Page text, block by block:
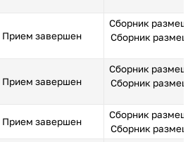
Прием завершен
Сборник
Сборник
Прием завершен
Сборник
Сборник
Прием завершен
Сборник
Сборник